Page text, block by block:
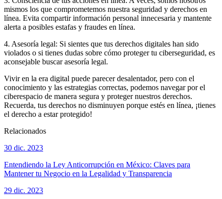
mismos los que comprometemos nuestra seguridad y derechos en
línea. Evita compartir información personal innecesaria y mantente
alerta a posibles estafas y fraudes en línea.
4. Asesoría legal: Si sientes que tus derechos digitales han sido
violados o si tienes dudas sobre cómo proteger tu ciberseguridad, es
aconsejable buscar asesoría legal.
Vivir en la era digital puede parecer desalentador, pero con el
conocimiento y las estrategias correctas, podemos navegar por el
ciberespacio de manera segura y proteger nuestros derechos.
Recuerda, tus derechos no disminuyen porque estés en línea, ¡tienes
el derecho a estar protegido!
Relacionados
30 dic. 2023
Entendiendo la Ley Anticorrupción en México: Claves para
Mantener tu Negocio en la Legalidad y Transparencia
29 dic. 2023